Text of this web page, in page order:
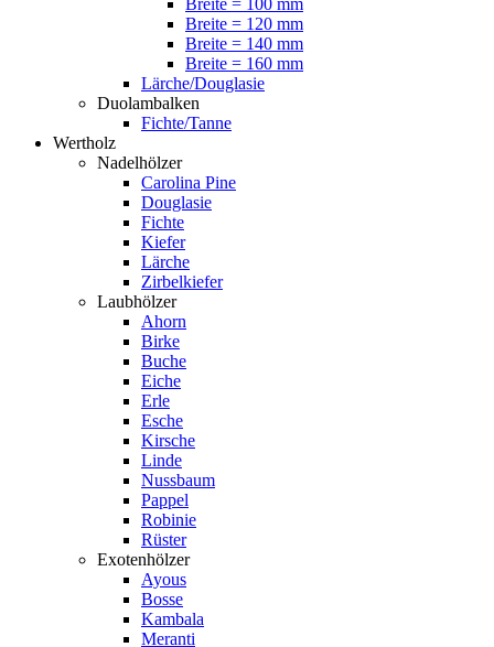
Breite = 100 mm
Breite = 120 mm
Breite = 140 mm
Breite = 160 mm
Lärche/Douglasie
Duolambalken
Fichte/Tanne
Wertholz
Nadelhölzer
Carolina Pine
Douglasie
Fichte
Kiefer
Lärche
Zirbelkiefer
Laubhölzer
Ahorn
Birke
Buche
Eiche
Erle
Esche
Kirsche
Linde
Nussbaum
Pappel
Robinie
Rüster
Exotenhölzer
Ayous
Bosse
Kambala
Meranti